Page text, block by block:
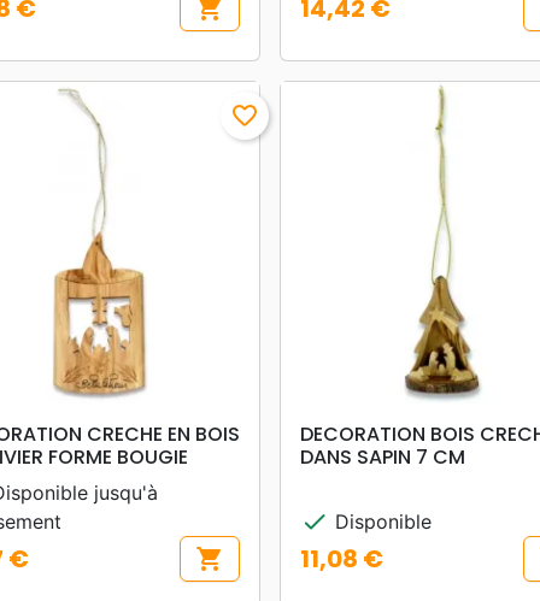
€ shopping_cart Prix
14,42 €
search APERÇU RAPIDE
favorite_border
CRECHE EN BOIS
FORME BOUGIE
jusqu'à
€ shopping_cart
search APERÇU RAPIDE
DECORATION BOIS
DANS SAPIN 7 CM
check Disponible
Prix
11,08 €